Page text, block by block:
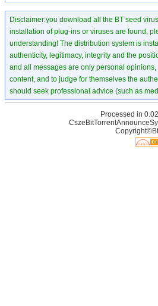
Disclaimer:you download all the BT seed
installation of plug-ins or viruses are found,
understanding! The distribution system is
authenticity, legitimacy, integrity and the
and all messages are only personal
content, and to judge for themselves the
should seek professional advice (such as
Processed in